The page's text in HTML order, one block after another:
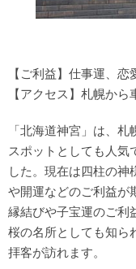
【ご利益】仕事運、
【アクセス】札幌から
「北海道神宮」は、
スポットとしても人気
した。現在は四柱の神
や開運などのご利益が
縁結びや子宝運のご利
桜の名所としても知ら
拝客が訪れます。